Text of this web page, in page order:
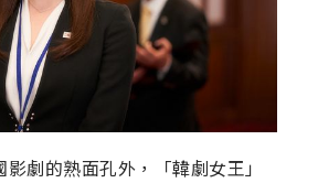
劇的熟面孔外，「韓劇女王」